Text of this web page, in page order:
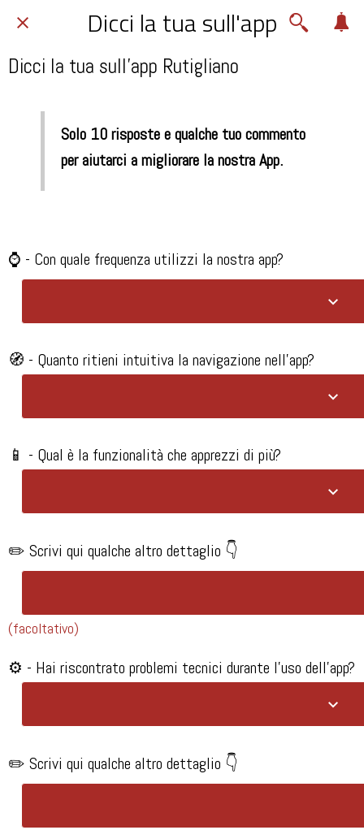
Dicci la tua sull'app
Dicci la tua sull'app Rutigliano
Solo 10 risposte e qualche tuo commento
per aiutarci a migliorare la nostra App.
⌚ - Con quale frequenza utilizzi la nostra app?​
🧭 - Quanto ritieni intuitiva la navigazione nell'app?​
📱 - Qual è la funzionalità che apprezzi di più?​
✏️ Scrivi qui qualche altro dettaglio 👇
(facoltativo)
⚙️ - Hai riscontrato problemi tecnici durante l'uso dell'app?​
✏️ Scrivi qui qualche altro dettaglio 👇